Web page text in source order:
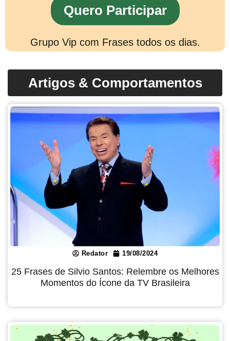
Quero Participar
Grupo Vip com Frases todos os dias.
Artigos & Comportamentos
Redator 19/08/2024
25 Frases de Silvio Santos: Relembre os Melhores
Momentos do Ícone da TV Brasileira